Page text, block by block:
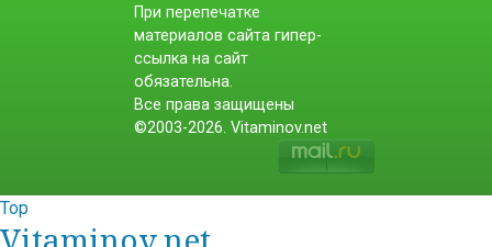
При перепечатке
материалов сайта гипер-
ссылка на сайт
обязательна.
Все права защищены
©2003-2026. Vitaminov.net
Top